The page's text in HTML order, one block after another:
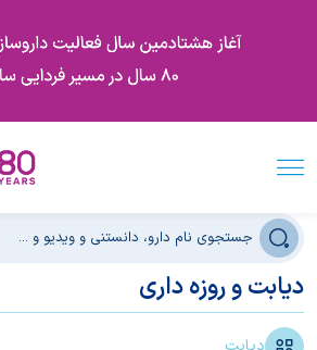
دیابت و روزه داری